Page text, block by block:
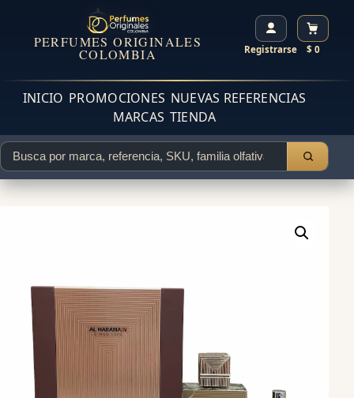
PERFUMES ORIGINALES
COLOMBIA Registrarse $ 0
INICIO PROMOCIONES NUEVAS REFERENCIAS
MARCAS TIENDA